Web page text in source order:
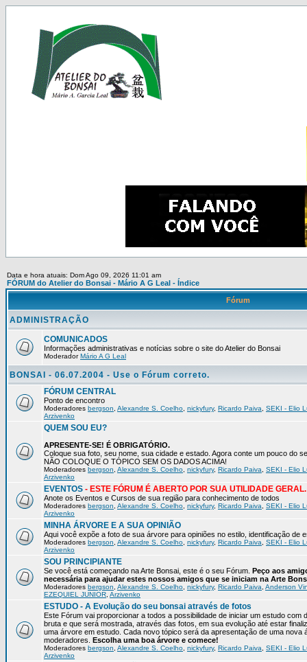
Data e hora atuais: Dom Ago 09, 2026 11:01 am
FÓRUM do Atelier do Bonsai - Mário A G Leal - Índice
Fórum
ADMINISTRAÇÃO
COMUNICADOS
Informações administrativas e notícias sobre o site do Atelier do Bonsai
ModeradorMário A G Leal
BONSAI - 06.07.2004 - Use o Fórum correto.
FÓRUM CENTRAL
Ponto de encontro
Moderadores bergson Alexandre S. Coelho nickyfury, Ricardo Paiva
SEKI - Elio
Arzivenko
QUEM SOU EU?
APRESENTE-SE! É OBRIGATÓRIO.
Coloque sua foto, seu nome, sua cidade e estado. Agora conte um pouco do
NÃO COLOQUE O TÓPICO SEM OS DADOS ACIMA!
Moderadores bergson Alexandre S. Coelho nickyfury, Ricardo Paiva
SEKI - Elio
Arzivenko
EVENTOS - ESTE FÓRUM É ABERTO POR SUA UTILIDADE GERAL.
Anote os Eventos e Cursos de sua região para conhecimento de todos
Moderadores bergson Alexandre S. Coelho nickyfury, Ricardo Paiva
SEKI - Elio
Arzivenko
MINHA ÁRVORE E A SUA OPINIÃO
Aqui você expõe a foto de sua árvore para opiniões no estilo, identificação de
Moderadores bergson Alexandre S. Coelho nickyfury, Ricardo Paiva
SEKI - Elio
Arzivenko
SOU PRINCIPIANTE
Se você está começando na Arte Bonsai, este é o seu Fórum. Peço aos
necessária para ajudar estes nossos amigos que se iniciam na Arte
Moderadores bergson Alexandre S. Coelho nickyfury, Ricardo Paiva Anderson
EZEQUIEL JUNIOR Arzivenko
ESTUDO - A Evolução do seu bonsai através de fotos
Este Fórum vai proporcionar a todos a possibilidade de iniciar um estudo com
bruta e que será mostrada, através das fotos, em sua evolução até estar
uma árvore em estudo. Cada novo tópico será da apresentação de uma
moderadores. Escolha uma boa árvore e comece!
Moderadores bergson Alexandre S. Coelho nickyfury, Ricardo Paiva
SEKI - Elio
Arzivenko